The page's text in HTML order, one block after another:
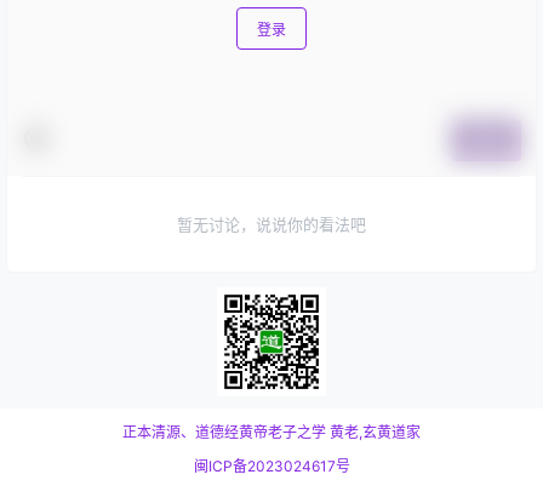
登录
暂无讨论，说说你的看法吧
正本清源、道德经黄帝老子之学 黄老,玄黄道家
闽ICP备2023024617号